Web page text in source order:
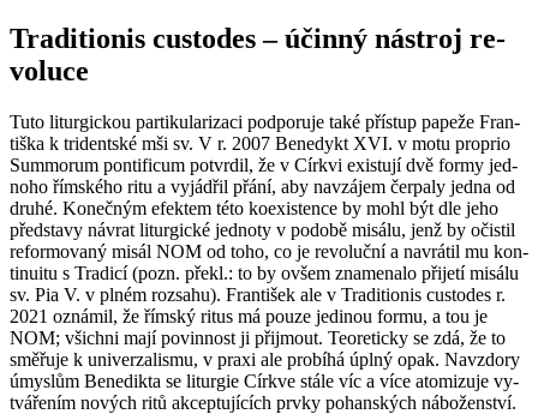
Tra­di­ti­o­nis cus­to­des – účin­ný ná­stroj re­
vo­lu­ce
Tuto li­tur­gic­kou par­ti­ku­la­ri­za­ci pod­po­ru­je také pří­stup pa­pe­že Fran­
tiš­ka k tri­dent­ské mši sv. V r. 2007 Be­ne­dykt XVI. v motu pro­prio
Sum­mo­rum pon­ti­ficum po­tvr­dil, že v Církvi exis­tu­jí dvě formy jed­
no­ho řím­ské­ho ritu a vy­já­d­řil přání, aby na­vzá­jem čer­pa­ly jedna od
druhé. Ko­neč­ným efek­tem této ko­exis­ten­ce by mohl být dle jeho
před­sta­vy ná­vrat li­tur­gic­ké jed­no­ty v po­do­bě mi­sá­lu, jenž by očis­til
re­for­mo­va­ný misál NOM od toho, co je re­vo­luč­ní a na­vrá­til mu kon­
ti­nu­i­tu s Tra­di­cí (pozn. překl.: to by ovšem zna­me­na­lo při­je­tí mi­sá­lu
sv. Pia V. v plném roz­sa­hu). Fran­ti­šek ale v Tra­di­ti­o­nis cus­to­des r.
2021 ozná­mil, že řím­ský ritus má pouze je­di­nou formu, a tou je
NOM; všich­ni mají po­vin­nost ji při­jmout. Te­o­re­tic­ky se zdá, že to
smě­řu­je k uni­ver­za­lis­mu, v praxi ale pro­bí­há úplný opak. Na­vzdo­ry
úmys­lům Be­ne­dik­ta se li­tur­gie Církve stále víc a více ato­mi­zu­je vy­
tvá­ře­ním no­vých ritů ak­cep­tu­jí­cích prvky po­han­ských ná­bo­žen­ství.